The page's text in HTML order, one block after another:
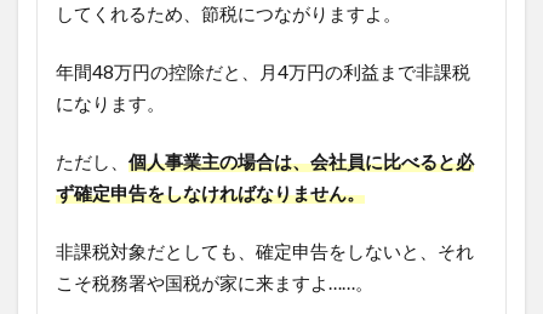
してくれるため、節税につながりますよ。
年間48万円の控除だと、月4万円の利益まで非課税
になります。
ただし、 個人事業主の場合は、会社員に比べると必
ず確定申告をしなければなりません。
非課税対象だとしても、確定申告をしないと、それ
こそ税務署や国税が家に来ますよ……。